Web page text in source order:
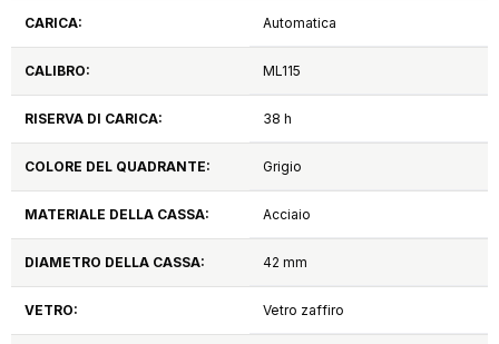
CARICA: Automatica
CALIBRO: ML115
RISERVA DI CARICA: 38 h
COLORE DEL QUADRANTE: Grigio
MATERIALE DELLA CASSA: Acciaio
DIAMETRO DELLA CASSA: 42 mm
VETRO: Vetro zaffiro